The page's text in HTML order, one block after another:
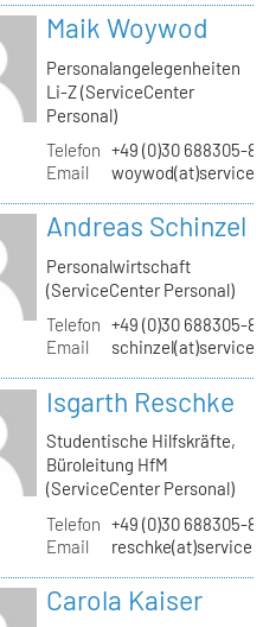
Maik Woywod
Personalangelegenheiten
Li-Z (ServiceCenter
Personal)
Telefon +49 (0)30 688305-
Email
Andreas Schinzel
Personalwirtschaft
(ServiceCenter Personal)
Telefon +49 (0)30 688305-
Email
Isgarth Reschke
Studentische Hilfskräfte,
Büroleitung HfM
(ServiceCenter Personal)
Telefon +49 (0)30 688305-
Email
Carola Kaiser